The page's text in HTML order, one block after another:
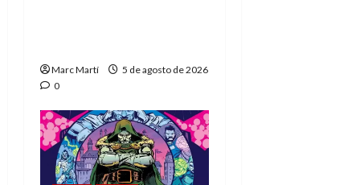
Marc Martí
5 de agosto de 2026
0